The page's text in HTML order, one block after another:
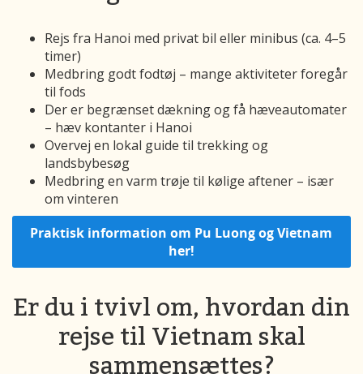
Rejs fra Hanoi med privat bil eller minibus (ca. 4–5
timer)
Medbring godt fodtøj – mange aktiviteter foregår
til fods
Der er begrænset dækning og få hæveautomater
– hæv kontanter i Hanoi
Overvej en lokal guide til trekking og
landsbybesøg
Medbring en varm trøje til kølige aftener – især
om vinteren
Praktisk information om Pu Luong og Vietnam
her!
Er du i tvivl om, hvordan din
rejse til Vietnam skal
sammensættes?